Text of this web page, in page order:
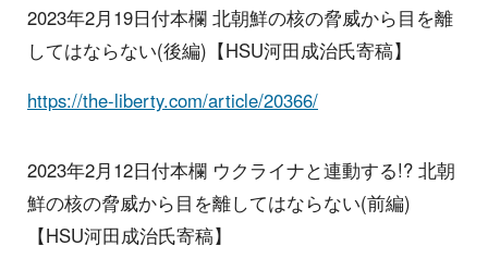
2023年2月19日付本欄 北朝鮮の核の脅威から目を離
してはならない(後編)【HSU河田成治氏寄稿】
https://the-liberty.com/article/20366/
2023年2月12日付本欄 ウクライナと連動する!? 北朝
鮮の核の脅威から目を離してはならない(前編)
【HSU河田成治氏寄稿】